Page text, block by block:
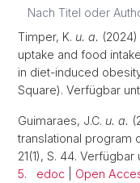
Timper, K. u. a.
uptake and food
in diet-induced
Square). Verfügbar
Guimaraes, J.C. u. a.
translational program
21(1), S. 44. Verfügbar
5. edoc Open